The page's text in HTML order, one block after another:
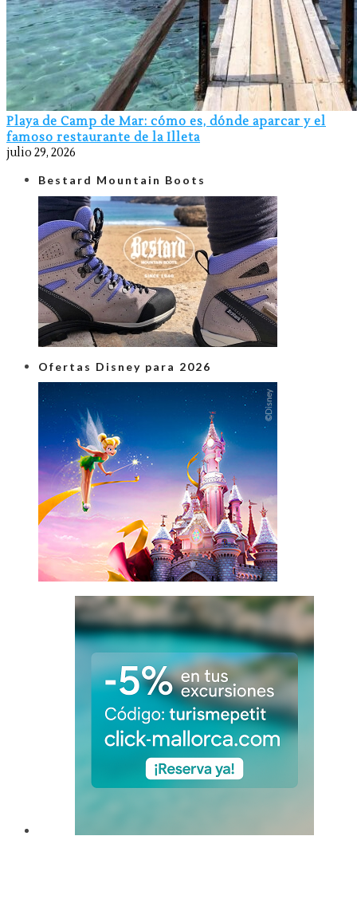
Playa de Camp de Mar: cómo es, dónde aparcar y el
famoso restaurante de la Illeta
julio 29, 2026
Bestard Mountain Boots
Ofertas Disney para 2026